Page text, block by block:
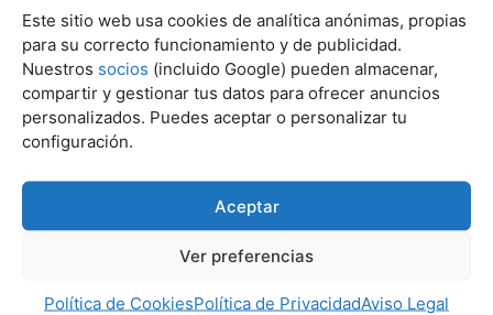
Este sitio web usa cookies de analítica anónimas, propias
para su correcto funcionamiento y de publicidad.
Nuestros socios (incluido Google) pueden almacenar,
compartir y gestionar tus datos para ofrecer anuncios
personalizados. Puedes aceptar o personalizar tu
configuración.
Aceptar
Ver preferencias
Política de CookiesPolítica de PrivacidadAviso Legal
recupere. La mayoría de los perros pueden
volver a casa unas horas después de la
operación, pero algunos necesitan ser vigilados
durante más tiempo.
Post Relacionados: